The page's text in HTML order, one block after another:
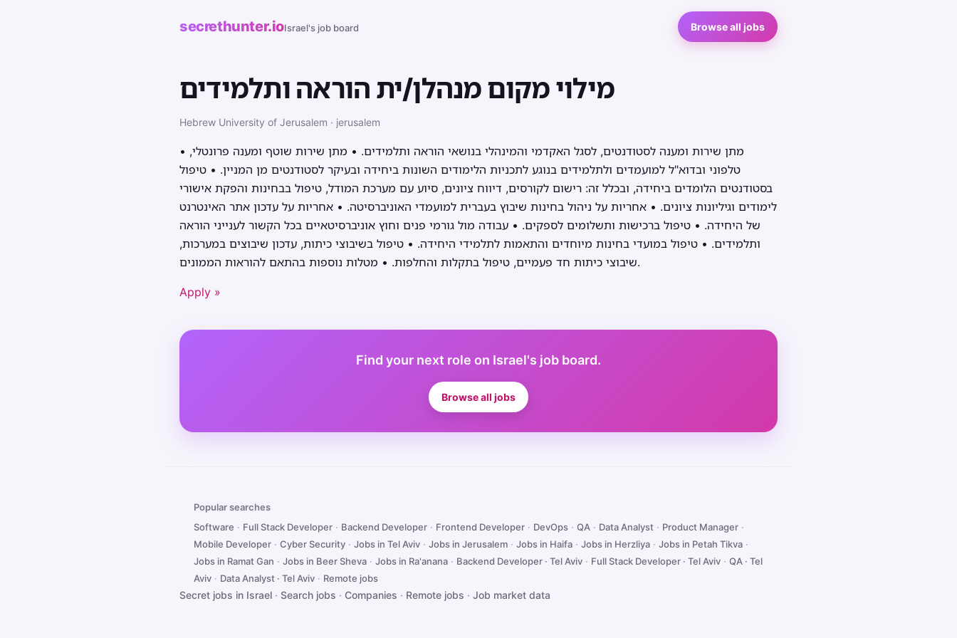
secrethunter.ioIsrael's job board Browse all jobs
מילוי מקום מנהלן/ית הוראה ותלמידים
Hebrew University of Jerusalem · jerusalem
• מתן שירות ומענה לסטודנטים, לסגל האקדמי והמינהלי בנושאי הוראה ותלמידים. • מתן שירות שוטף ומענה פרונטלי,
טלפוני ובדוא"ל למועמדים ולתלמידים בנוגע לתכניות הלימודים השונות ביחידה ובעיקר לסטודנטים מן המניין. • טיפול
בסטודנטים הלומדים ביחידה, ובכלל זה: רישום לקורסים, דיווח ציונים, סיוע עם מערכת המודל, טיפול בבחינות והפקת אישורי
לימודים וגיליונות ציונים. • אחריות על ניהול בחינות שיבוץ בעברית למועמדי האוניברסיטה. • אחריות על עדכון אתר האינטרנט
של היחידה. • טיפול ברכישות ותשלומים לספקים. • עבודה מול גורמי פנים וחוץ אוניברסיטאיים בכל הקשור לענייני הוראה
ותלמידים. • טיפול במועדי בחינות מיוחדים והתאמות לתלמידי היחידה. • טיפול בשיבוצי כיתות, עדכון שיבוצים במערכות,
שיבוצי כיתות חד פעמיים, טיפול בתקלות והחלפות. • מטלות נוספות בהתאם להוראות הממונים.
Apply »
Find your next role on Israel's job board.
Browse all jobs
Popular searches
Software · Full Stack Developer · Backend Developer · Frontend Developer · DevOps · QA · Data Analyst · Product Manager ·
Mobile Developer · Cyber Security · Jobs in Tel Aviv · Jobs in Jerusalem · Jobs in Haifa · Jobs in Herzliya · Jobs in Petah Tikva ·
Jobs in Ramat Gan · Jobs in Beer Sheva · Jobs in Ra'anana · Backend Developer · Tel Aviv · Full Stack Developer · Tel Aviv · QA · Tel
Aviv · Data Analyst · Tel Aviv · Remote jobs
Secret jobs in Israel · Search jobs · Companies · Remote jobs · Job market data